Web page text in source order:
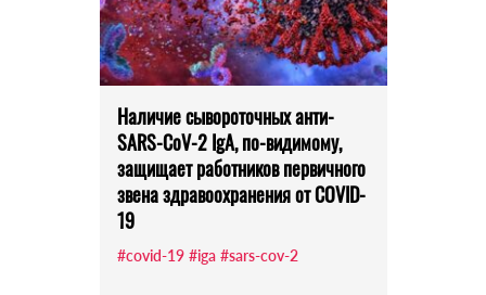
Наличие сывороточных анти-
SARS-CoV-2 IgA, по-видимому,
защищает работников первичного
звена здравоохранения от COVID-
19
#covid-19 #iga #sars-cov-2